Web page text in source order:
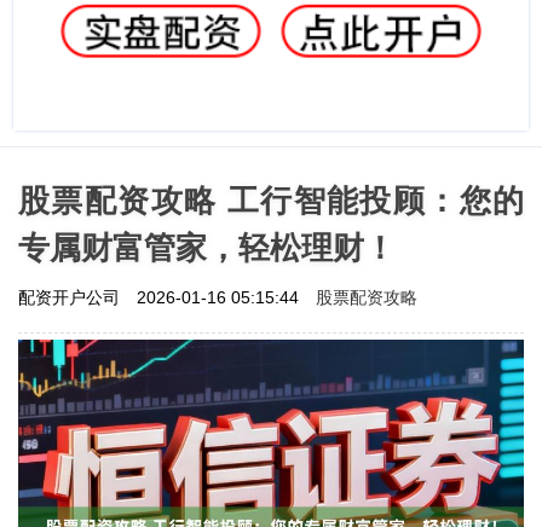
股票配资攻略 工行智能投顾：您的
专属财富管家，轻松理财！
配资开户公司 2026-01-16 05:15:44 股票配资攻略